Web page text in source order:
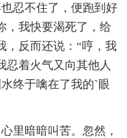
忍不住了，便跑到好
，我快要渴死了，给
，反而还说：“哼，我
忍着火气又向其他人
终于噙在了我的`眼
里暗暗叫苦。忽然，